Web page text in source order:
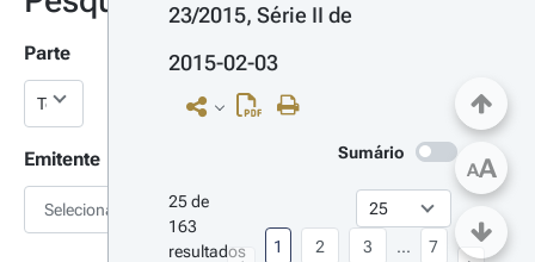
Parte
Emitente
Selecionar
23/2015, Série II de
2015-02-03
Sumário
25 de
163
resultados
1 2
3
... 7
AA